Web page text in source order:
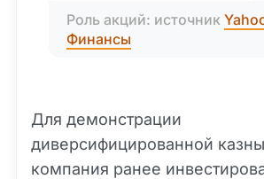
Роль акций: источник
Финансы
Для демонстрации
диверсифицированной
компания ранее